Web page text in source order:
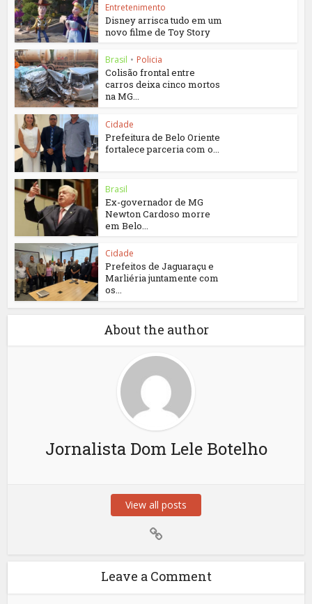
Entretenimento
Disney arrisca tudo em um
novo filme de Toy Story
Brasil • Policia
Colisão frontal entre
carros deixa cinco mortos
na MG...
Cidade
Prefeitura de Belo Oriente
fortalece parceria com o...
Brasil
Ex-governador de MG
Newton Cardoso morre
em Belo...
Cidade
Prefeitos de Jaguaraçu e
Marliéria juntamente com
os...
About the author
Jornalista Dom Lele Botelho
View all posts
Leave a Comment